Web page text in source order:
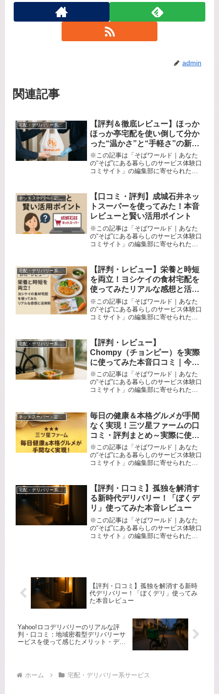
admin
関連記事
宅配・デリバリー系サービス
【評判＆徹底レビュー】ほっか
ほっか亭宅配を使い倒して分か
った“温かさ”と“手軽さ”の新提
案｜口コミで分かった本音の体
験記
※この記事は「そばワールド｜あなた
の“そば”にある暮らしのサービス体験口
コミサイト」の編集部に寄せられた各
「忙しくてご飯を作る時間がとれな
い」「温かいお弁当を家族みんな...
ネットスーパー・定期宅配サービス
【口コミ・評判】成城石井ネッ
トスーパーを使ってみた！本音
レビューと賢い活用ポイント
※この記事は「そばワールド｜あなた
の“そば”にある暮らしのサービス体験口
コミサイト」の編集部に寄せられた各
スーパーに行く時間がない」――そん
な悩みを持つ方、多いのではないで...
宅配・デリバリー系サービス
【評判・レビュー】栄養と時短
を両立！ヨシケイの食材宅配を
使ってみたリアルな感想と活用
術
※この記事は「そばワールド｜あなた
の“そば”にある暮らしのサービス体験口
コミサイト」の編集部に寄せられた各
ュー決めと買い物の面倒、さらに健康
への配慮まで、忙しい現代の家庭に...
宅配・デリバリー系サービス
【評判・レビュー】
Chompy（チョンピー）を実際
に使ってみた本音口コミ｜今注
目フードデリバリーのリアルな
魅力と惜しい点を徹底解説
※この記事は「そばワールド｜あなた
の“そば”にある暮らしのサービス体験口
コミサイト」の編集部に寄せられた各
ど人混みは避けたい、地元のお店を応
援したい——そんな現代人の悩みは...
ネットスーパー・定期宅配サービス
毎日の健康＆本格グルメが手間
なく実現！三ツ星ファームの口
コミ・評判まとめ～実際に使っ
て分かった強みとリアルな体験
レビュー～
※この記事は「そばワールド｜あなた
の“そば”にある暮らしのサービス体験口
コミサイト」の編集部に寄せられた各
日、「栄養バランスは気になるけど、
献立を考えたり買い物や調理に時間を
使...
【評判・口コミ】孤独を解消す
る新時代デリバリー！「ぼくデ
リ」使ってみた本音レビュー
※この記事は「そばワールド｜あなた
の“そば”にある暮らしのサービス体験口
コミサイト」の編集部に寄せられた各
【評判・口コミ】孤独を解消する新時
代デリバリー！「ぼくデリ」使ってみ
た本音レビュー
Yahoo!ロコデリバリーのリアルな評
判・口コミ：地域密着型デリバリーサ
ービスを使って感じたメリット・デメ
ホーム 宅配・デリバリー系サービス